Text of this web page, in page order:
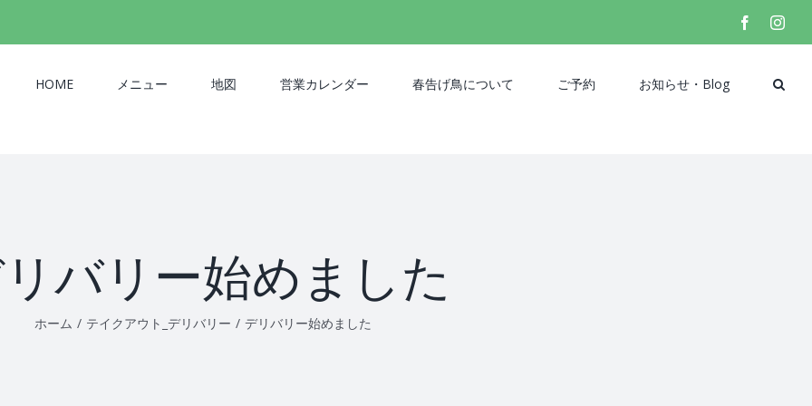
facebook
…
HOME メニュー 地図 営業カレンダー 春告げ鳥について ご予約 お知らせ・Blog
バリー始めました
ホーム / テイクアウト_デリバリー / デリバリー始めました